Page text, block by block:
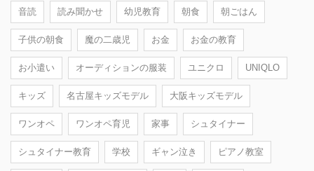
音読 読み聞かせ 幼児教育 朝食 朝ごはん
子供の朝食 魔の二歳児 お金 お金の教育
お小遣い オーディションの服装 ユニクロ UNIQLO
キッズ 名古屋キッズモデル 大阪キッズモデル
ワンオペ ワンオペ育児 家事 シュタイナー
シュタイナー教育 学校 ギャン泣き ピアノ教室